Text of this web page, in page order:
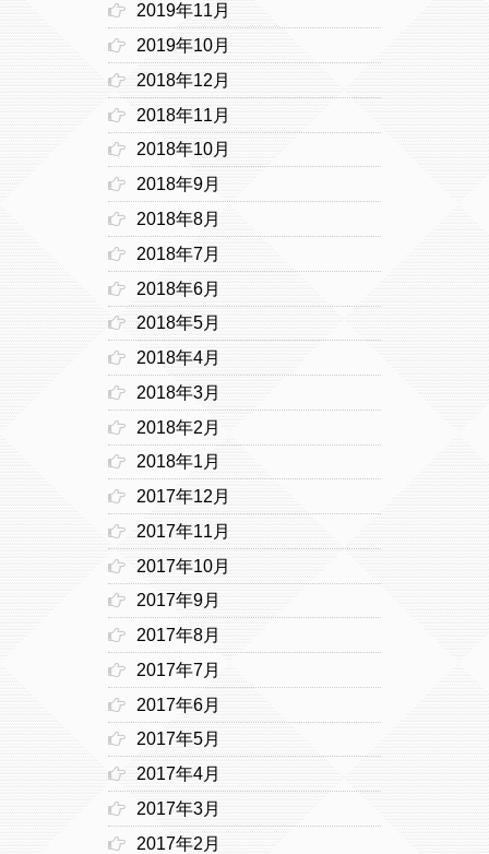
2019年11月
2019年10月
2018年12月
2018年11月
2018年10月
2018年9月
2018年8月
2018年7月
2018年6月
2018年5月
2018年4月
2018年3月
2018年2月
2018年1月
2017年12月
2017年11月
2017年10月
2017年9月
2017年8月
2017年7月
2017年6月
2017年5月
2017年4月
2017年3月
2017年2月